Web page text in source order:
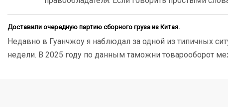
Доставили очередную партию сборного груза из Китая.
Недавно в Гуанчжоу я наблюдал за одной из типичных
недели. В 2025 году по данным таможни товарооборот